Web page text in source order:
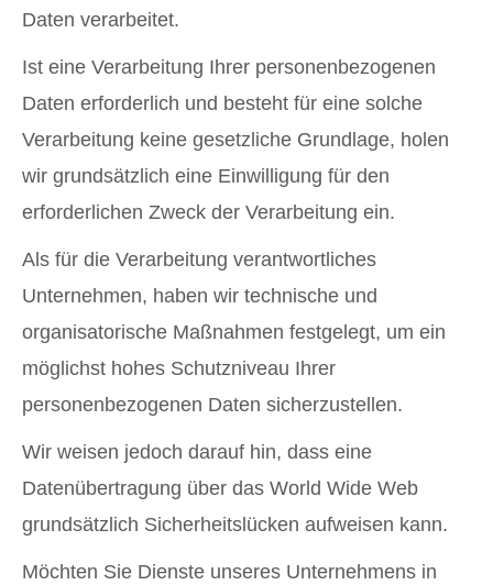
Daten verarbeitet.
Ist eine Verarbeitung Ihrer personenbezogenen
Daten erforderlich und besteht für eine solche
Verarbeitung keine gesetzliche Grundlage, holen
wir grundsätzlich eine Einwilligung für den
erforderlichen Zweck der Verarbeitung ein.
Als für die Verarbeitung verantwortliches
Unternehmen, haben wir technische und
organisatorische Maßnahmen festgelegt, um ein
möglichst hohes Schutzniveau Ihrer
personenbezogenen Daten sicherzustellen.
Wir weisen jedoch darauf hin, dass eine
Datenübertragung über das World Wide Web
grundsätzlich Sicherheitslücken aufweisen kann.
Möchten Sie Dienste unseres Unternehmens in